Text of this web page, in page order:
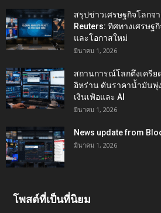
สรุปข่าวเศรษฐกิจโลกจ
Reuters: ทิศทางเศรษฐ
และโอกาสใหม่
มีนาคม 1, 2026
สถานการณ์โลกตึงเครีย
อิหร่าน ดันราคาน้ำมันพุ่
เงินเฟ้อและ AI
มีนาคม 1, 2026
News update from
มีนาคม 1, 2026
โพสต์ที่เป็นที่นิยม